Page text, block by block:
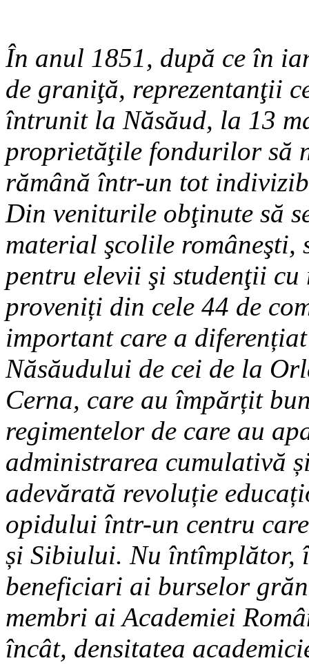
În anul 1851, după ce în
de graniţă, reprezentanţii
întrunit la Năsăud, la 13
proprietăţile fondurilor să
rămână într-un tot
Din veniturile obţinute să
material şcolile româneşti,
pentru elevii şi studenţii
proveniți din cele 44 de
important care a
Năsăudului de cei de la
Cerna, care au împărțit
regimentelor de care au
administrarea cumulativă
adevărată revoluție
opidului într-un centru
și Sibiului. Nu
beneficiari ai burselor
membri ai Academiei
încât, densitatea